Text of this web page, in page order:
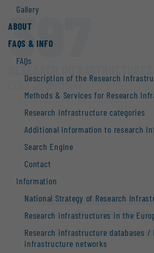
Gallery
ABOUT
FAQS & INFO
FAQs
Description of the Research
Methods & Services for Research
Research infrastructure categories
Additional Information to research
Search Engine
Contact
Information
National Strategy of Research
Research infrastructures in the
Research infrastructure databases /
infrastructure networks
397
RESEARCH INFRASTRUCTURES
COLLABORATION
Your data protection
displaying the map.
Edit data protection